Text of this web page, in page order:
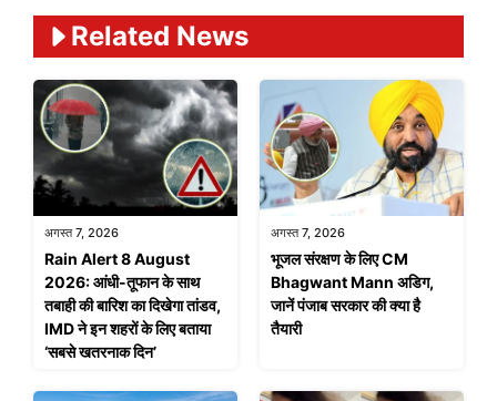
Related News
अगस्त 7, 2026
Rain Alert 8 August
2026: आंधी-तूफान के साथ
तबाही की बारिश का दिखेगा तांडव,
IMD ने इन शहरों के लिए बताया
‘सबसे खतरनाक दिन’
अगस्त 7, 2026
भूजल संरक्षण के लिए CM
Bhagwant Mann अडिग,
जानें पंजाब सरकार की क्या है
तैयारी